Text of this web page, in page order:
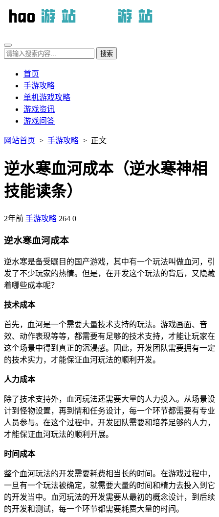
首页
手游攻略
单机游戏攻略
游戏资讯
游戏问答
网站首页 > 手游攻略 > 正文
逆水寒血河成本（逆水寒神相
技能读条）
2年前 手游攻略 264 0
逆水寒血河成本
逆水寒是备受瞩目的国产游戏，其中有一个玩法叫做血河，引
发了不少玩家的热情。但是，在开发这个玩法的背后，又隐藏
着哪些成本呢？
技术成本
首先，血河是一个需要大量技术支持的玩法。游戏画面、音
效、动作表现等等，都需要有足够的技术支持，才能让玩家在
这个场景中得到真正的沉浸感。因此，开发团队需要拥有一定
的技术实力，才能保证血河玩法的顺利开发。
人力成本
除了技术支持外，血河玩法还需要大量的人力投入。从场景设
计到怪物设置，再到情和任务设计，每一个环节都需要有专业
人员参与。在这个过程中，开发团队需要和培养足够的人力，
才能保证血河玩法的顺利开展。
时间成本
整个血河玩法的开发需要耗费相当长的时间。在游戏过程中，
一旦有一个玩法被确定，就需要大量的时间和精力去投入到它
的开发当中。血河玩法的开发需要从最初的概念设计，到后续
的开发和测试，每一个环节都需要耗费大量的时间。